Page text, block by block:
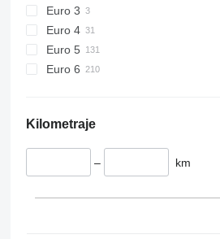
Euro 3
Euro 4
Euro 5
Euro 6
Kilometraje
– km